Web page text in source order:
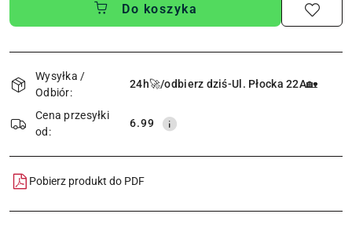
Do koszyka
Dostępność
i
dostawa
Wysyłka /
Odbiór:
24h🚀/odbierz dziś-Ul. Płocka 22A🏡
Cena przesyłki
od:
6.99
Pobierz produkt do PDF